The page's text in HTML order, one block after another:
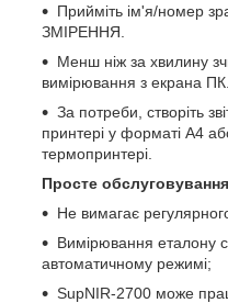
Прийміть ім'я/номер
ЗМІРЕННЯ.
Менш ніж за хвилину
вимірювання з екрана ПК.
За потреби, створіть
принтері у форматі А4
термопринтері.
Просте обслуговування
Не вимагає
Вимірювання еталону
автоматичному режимі;
SupNIR-2700 може